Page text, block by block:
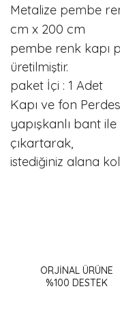
Metalize pembe
cm x 200 cm
pembe renk kapı
üretilmiştir.
paket İçi : 1 Adet
Kapı ve fon
yapışkanlı bant
çıkartarak,
istediğiniz alana
Görüş ve önerileriniz
ORJİNAL ÜRÜNE
%100 DESTEK